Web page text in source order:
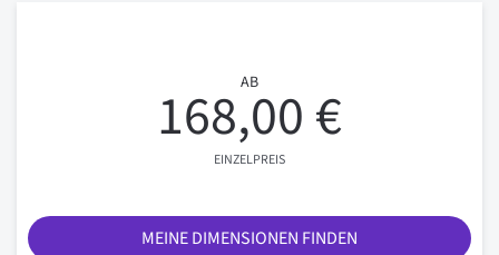
AB
168,00 €
EINZELPREIS
MEINE DIMENSIONEN FINDEN